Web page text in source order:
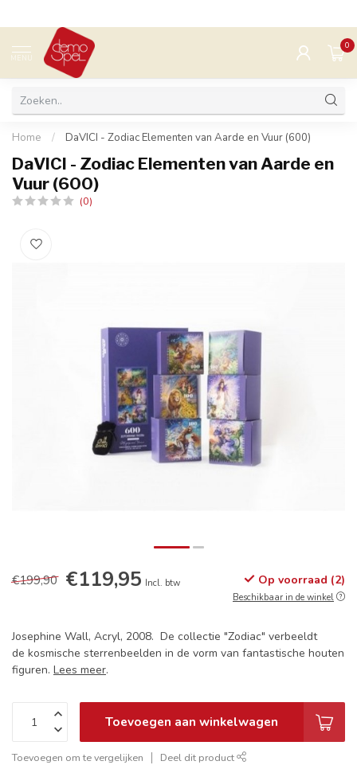
MENU
0
Home / DaVICI - Zodiac Elementen van Aarde en Vuur (600)
DaVICI - Zodiac Elementen van Aarde en
Vuur (600)
(0)
€199,90 €119,95 Incl. btw Op voorraad (2)
Beschikbaar in de winkel
Josephine Wall, Acryl, 2008. De collectie "Zodiac" verbeeldt
de kosmische sterrenbeelden in de vorm van fantastische houten
figuren. Lees meer.
Toevoegen aan winkelwagen
Toevoegen om te vergelijken Deel dit product